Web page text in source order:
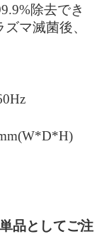
除去でき
ズマ滅菌後、
品としてご注